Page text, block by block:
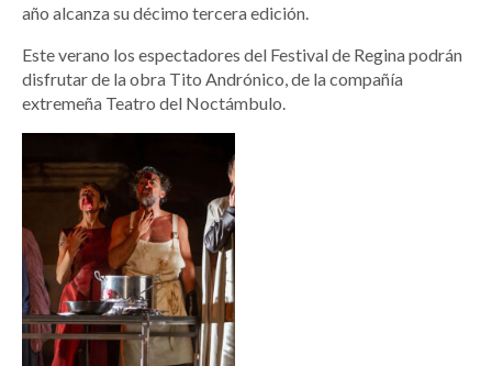
año alcanza su décimo tercera edición.
Este verano los espectadores del Festival de Regina podrán
disfrutar de la obra Tito Andrónico, de la compañía
extremeña Teatro del Noctámbulo.